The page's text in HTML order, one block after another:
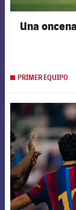
Una
PRIMER EQUIPO